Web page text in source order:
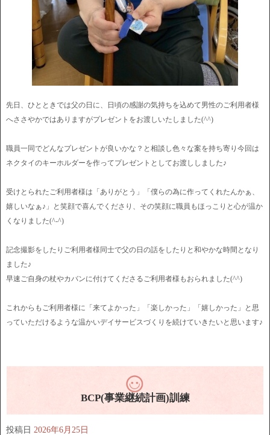
先日、ひとときでは父の日に、日頃の感謝の気持ちを込めて男性のご利用者様
へささやかではありますがプレゼントをお渡しいたしました(^^)
職員一同でどんなプレゼントが良いかな？と相談し色々な案を持ち寄り今回は
ネクタイのキーホルダーを作ってプレゼントとしてお渡ししました♪
受けとられたご利用者様は「ありがとう」「僕らの為に作ってくれたんかぁ、
嬉しいなぁ♪」と笑顔で喜んでくださり、その笑顔に職員もほっこりと心が温か
くなりました(^-^)
記念撮影をしたりご利用者様同士で父の日の話をしたりと和やかな時間となり
ました♪
早速ご自身の杖やカバンに付けてくださるご利用者様もおられました(^^)
これからもご利用者様に「来てよかった」「楽しかった」「嬉しかった」と思
っていただけるような温かいデイサービスづくりを続けていきたいと思います♪
BCP(事業継続計画)訓練
投稿日 2026年6月25日